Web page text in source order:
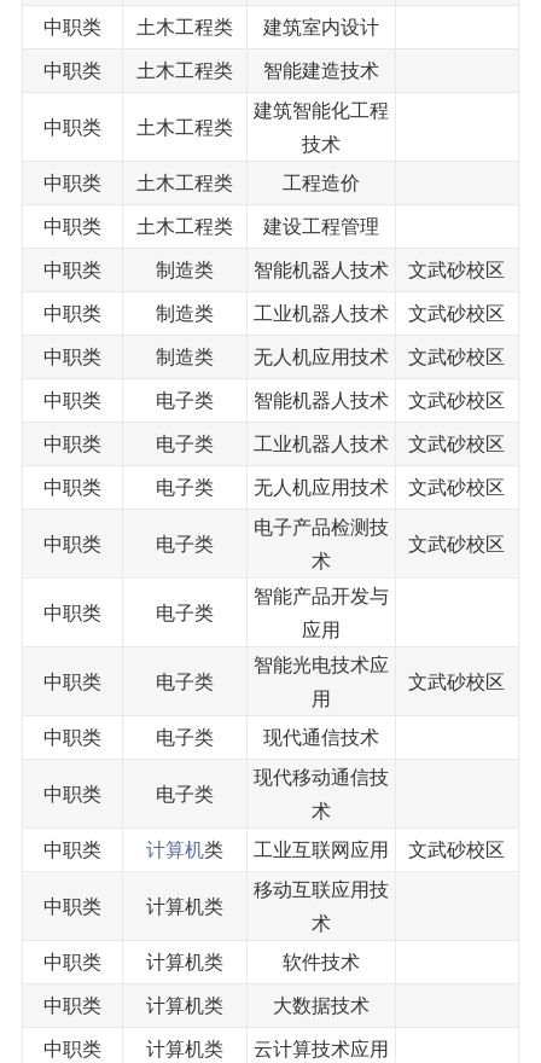
中职类
土木工程类
建筑室内设计
中职类
土木工程类 智能建造技术
中职类 土木工程类
建筑智能化工程
技术
中职类
土木工程类
工程造价
中职类
土木工程类
建设工程管理
中职类
制造类 智能机器人技术
文武砂校区
中职类
制造类 工业机器人技术
文武砂校区
中职类
制造类 无人机应用技术
文武砂校区
中职类
电子类 智能机器人技术
文武砂校区
中职类
电子类 工业机器人技术
文武砂校区
中职类
电子类 无人机应用技术 文武砂校区
中职类 电子类
电子产品检测技
术
文武砂校区
中职类 电子类
智能产品开发与
应用
中职类 电子类
智能光电技术应
用
文武砂校区
中职类 电子类 现代通信技术
中职类 电子类
现代移动通信技
术
中职类
计算机类 工业互联网应用 文武砂校区
中职类 计算机类
移动互联应用技
术
中职类
计算机类
软件技术
中职类
计算机类
大数据技术
中职类
计算机类 云计算技术应用